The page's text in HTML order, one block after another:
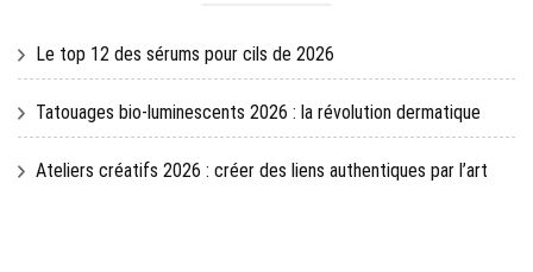
Le top 12 des sérums pour cils de 2026
Tatouages bio-luminescents 2026 : la révolution dermatique
Ateliers créatifs 2026 : créer des liens authentiques par l’art